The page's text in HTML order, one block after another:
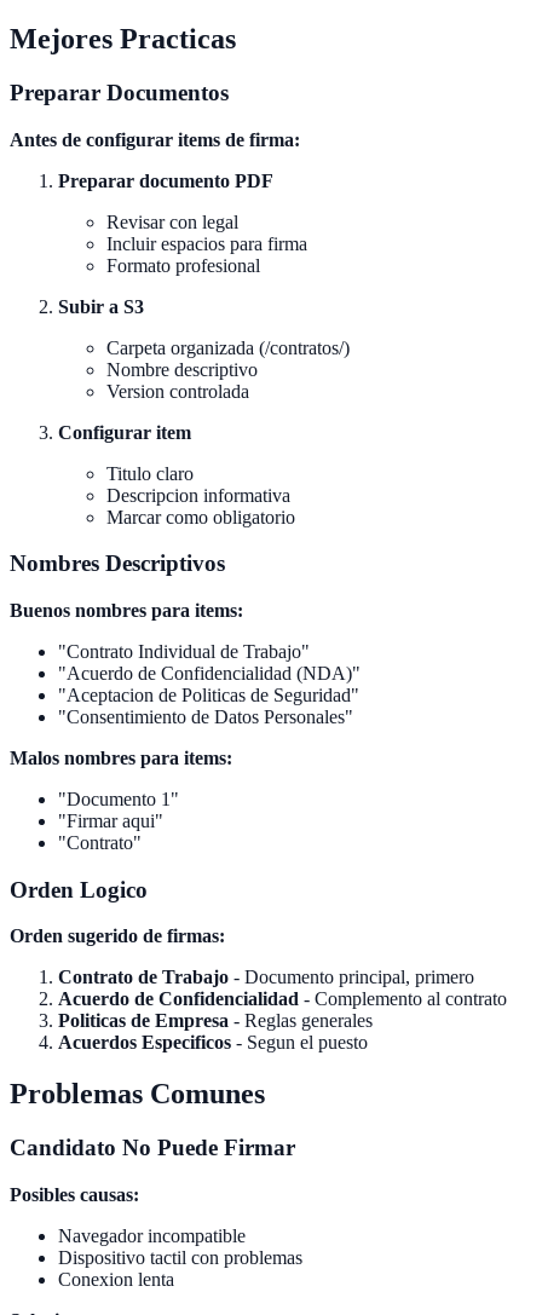
Mejores Practicas
Preparar Documentos
Antes de configurar items de firma:
Preparar documento PDF
Revisar con legal
Incluir espacios para firma
Formato profesional
Subir a S3
Carpeta organizada (/contratos/)
Nombre descriptivo
Version controlada
Configurar item
Titulo claro
Descripcion informativa
Marcar como obligatorio
Nombres Descriptivos
Buenos nombres para items:
"Contrato Individual de Trabajo"
"Acuerdo de Confidencialidad (NDA)"
"Aceptacion de Politicas de Seguridad"
"Consentimiento de Datos Personales"
Malos nombres para items:
"Documento 1"
"Firmar aqui"
"Contrato"
Orden Logico
Orden sugerido de firmas:
Contrato de Trabajo - Documento principal, primero
Acuerdo de Confidencialidad - Complemento al contrato
Politicas de Empresa - Reglas generales
Acuerdos Especificos - Segun el puesto
Problemas Comunes
Candidato No Puede Firmar
Posibles causas:
Navegador incompatible
Dispositivo tactil con problemas
Conexion lenta